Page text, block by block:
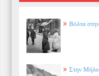
Βόλτα
Στην